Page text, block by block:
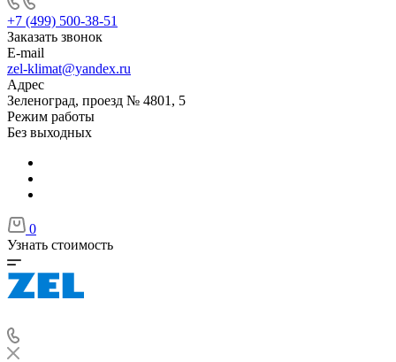
+7 (499) 500-38-51
Заказать звонок
E-mail
zel-klimat@yandex.ru
Адрес
Зеленоград, проезд № 4801, 5
Режим работы
Без выходных
0
Узнать стоимость